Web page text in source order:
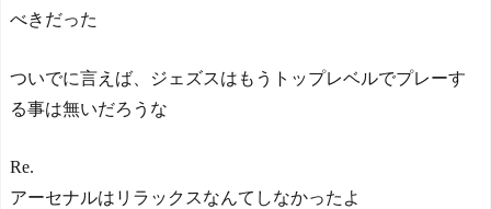
べきだった
ついでに言えば、ジェズスはもうトップレベルでプレーす
る事は無いだろうな
Re.
アーセナルはリラックスなんてしなかったよ